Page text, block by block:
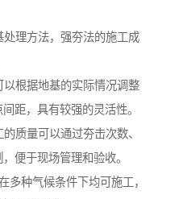
理方法，强夯法的施工成
根据地基的实际情况调整
距，具有较强的灵活性。
质量可以通过夯击次数、
便于现场管理和验收。
多种气候条件下均可施工，